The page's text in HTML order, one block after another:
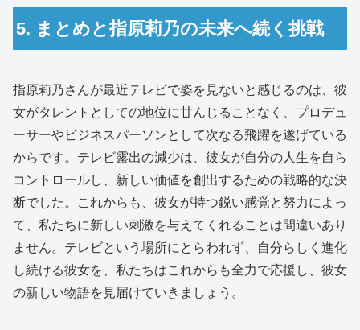
5. まとめと指原莉乃の未来へ続く挑戦
指原莉乃さんが最近テレビで姿を見ないと感じるのは、彼
女がタレントとしての地位に甘んじることなく、プロデュ
ーサーやビジネスパーソンとして次なる飛躍を遂げている
からです。テレビ露出の減少は、彼女が自分の人生を自ら
コントロールし、新しい価値を創出するための戦略的な決
断でした。これからも、彼女が持つ鋭い感覚と努力によっ
て、私たちに新しい刺激を与えてくれることは間違いあり
ません。テレビという場所にとらわれず、自分らしく進化
し続ける彼女を、私たちはこれからも全力で応援し、彼女
の新しい物語を見届けていきましょう。